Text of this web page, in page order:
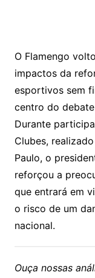
O Flamengo
impactos da
esportivos sem
centro do
Durante
Clubes,
Paulo, o
reforçou a
que entrará em
o risco de um
nacional.
Ouça nossas